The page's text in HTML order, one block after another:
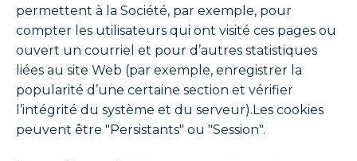
permettent à la Société, par exemple, pour
compter les utilisateurs qui ont visité ces pages ou
ouvert un courriel et pour d’autres statistiques
liées au site Web (par exemple, enregistrer la
popularité d’une certaine section et vérifier
l’intégrité du système et du serveur).Les cookies
peuvent être "Persistants" ou "Session".